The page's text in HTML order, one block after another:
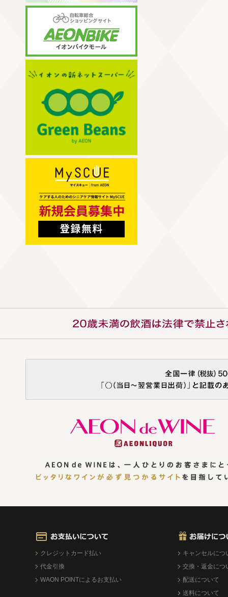
クレジットカード払い
代金引換
WAON POINTによるお支払い
キャンセルにつ
交換・返金につ
配送について
送料について